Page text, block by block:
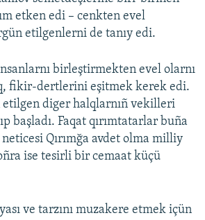
etken edi – cenkten evel
etilgenlerni de tanıy edi.
birleştirmekten evel olarnı
fikir-dertlerini eşitmek kerek edi.
etilgen diger halqlarnıñ vekilleri
başladı. Faqat qırımtatarlar buña
Qırımğa avdet olma milliy
ise tesirli bir cemaat küçü
ve tarzını muzakere etmek içün